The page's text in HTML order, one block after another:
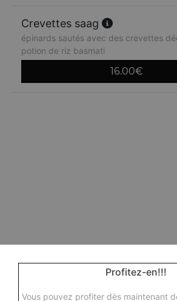
Crevettes saag
épinards sautés avec des crevettes
potion de riz basmati
16.00€
Profitez-en!!!
Vous pouvez profiter dès maintenant